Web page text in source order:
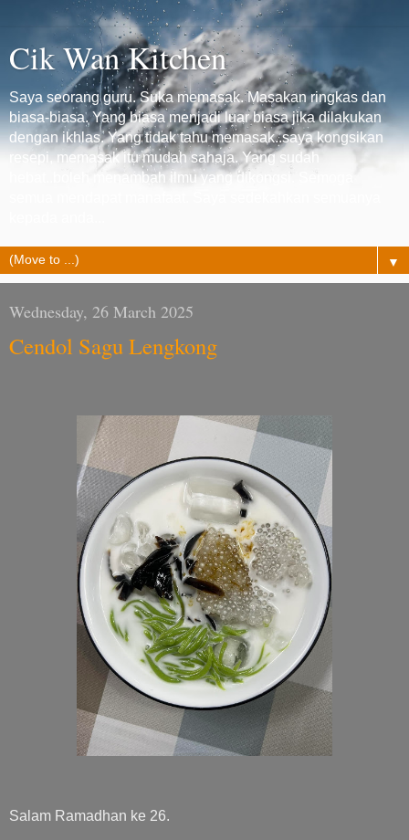
Cik Wan Kitchen
Saya seorang guru. Suka memasak. Masakan ringkas dan
biasa-biasa. Yang biasa menjadi luar biasa jika dilakukan
dengan ikhlas. Yang tidak tahu memasak..saya kongsikan
resepi, memasak itu mudah sahaja. Yang sudah
hebat..boleh menambah ilmu yang dikongsi. Semoga
▼
Wednesday, 26 March 2025
Cendol Sagu Lengkong
Salam Ramadhan ke 26.